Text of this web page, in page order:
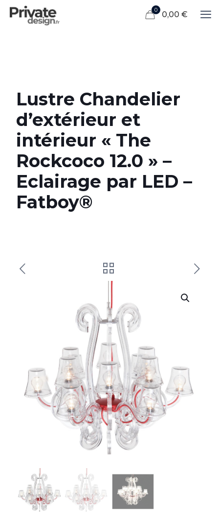
0 0,00 €
Lustre Chandelier
d’extérieur et
intérieur « The
Rockcoco 12.0 » –
Eclairage par LED –
Fatboy®